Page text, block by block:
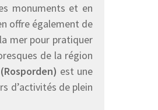
monuments et en
offre également de
mer pour pratiquer
de la région
est une
d’activités de plein